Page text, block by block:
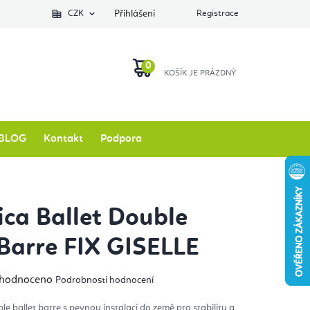
Podlozkynajogu.cz Zkontrolovat stav objednávky O nás
CZK Přihlášení Registrace
KOŠÍK
Kontakt Podpora
Ballet Double
FIX GISELLE
Podrobnosti hodnocení
ballet barre s pevnou instalací do země pro stabilitu a